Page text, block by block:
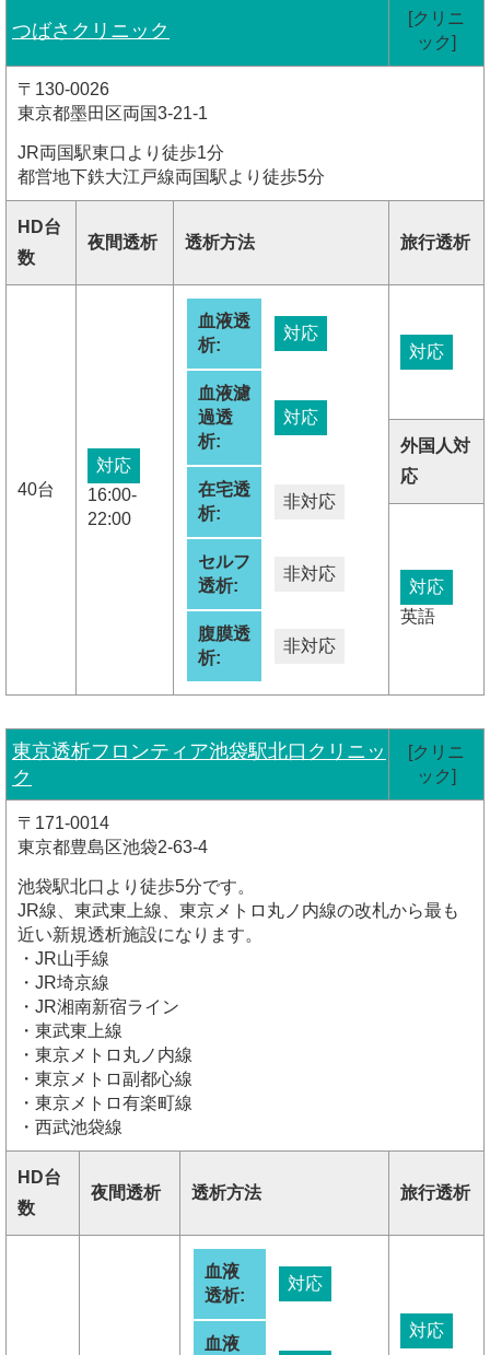
つばさクリニック
[クリニ
ック]
〒130-0026
東京都墨田区両国3-21-1
JR両国駅東口より徒歩1分
都営地下鉄大江戸線両国駅より徒歩5分
HD台
数
夜間透析 透析方法 旅行透析
40台
対応
16:00-
22:00
血液透
析:
対応
血液濾
過透
析:
対応
在宅透
析:
非対応
セルフ
透析:
非対応
腹膜透
析:
非対応
対応
外国人対
応
対応
英語
東京透析フロンティア池袋駅北口クリニッ
ク
[クリニ
ック]
〒171-0014
東京都豊島区池袋2-63-4
池袋駅北口より徒歩5分です。
JR線、東武東上線、東京メトロ丸ノ内線の改札から最も
近い新規透析施設になります。
・JR山手線
・JR埼京線
・JR湘南新宿ライン
・東武東上線
・東京メトロ丸ノ内線
・東京メトロ副都心線
・東京メトロ有楽町線
・西武池袋線
HD台
数
夜間透析 透析方法 旅行透析
血液
透析:
対応
血液
対応